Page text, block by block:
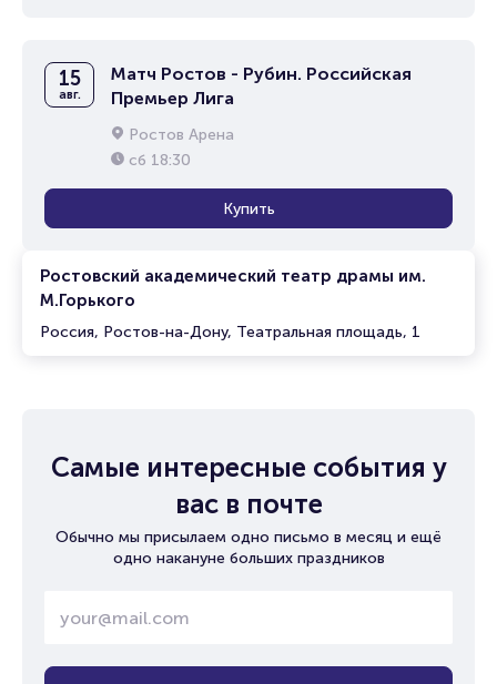
Ростовский академический театр драмы им.
М.Горького
Россия, Ростов-на-Дону, Театральная площадь, 1
15
авг.
Матч Ростов - Рубин. Российская
Премьер Лига
Ростов Арена
сб 18:30
Купить
Самые интересные события у
вас в почте
Обычно мы присылаем одно письмо в месяц и ещё
одно накануне больших праздников